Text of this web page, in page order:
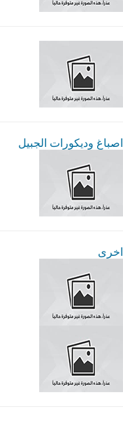
اصباغ وديكورات الجبيل
اخرى